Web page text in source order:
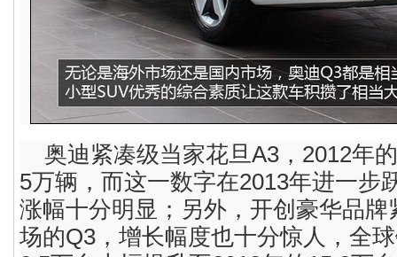
奥迪紧凑级当家花旦A3，2012年
5万辆，而这一数字在2013年进一步
涨幅十分明显；另外，开创豪华品牌
场的Q3，增长幅度也十分惊人，全